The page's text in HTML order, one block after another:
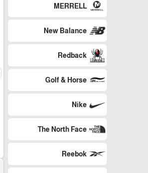
MERRELL
New Balance
Redback
Golf & Horse
Nike
The North Face
Reebok